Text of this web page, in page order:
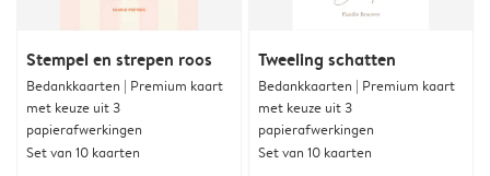
Stempel en strepen roos
Bedankkaarten | Premium kaart
met keuze uit 3
papierafwerkingen
Set van 10 kaarten
Tweeling schatten
Bedankkaarten | Premium kaart
met keuze uit 3
papierafwerkingen
Set van 10 kaarten